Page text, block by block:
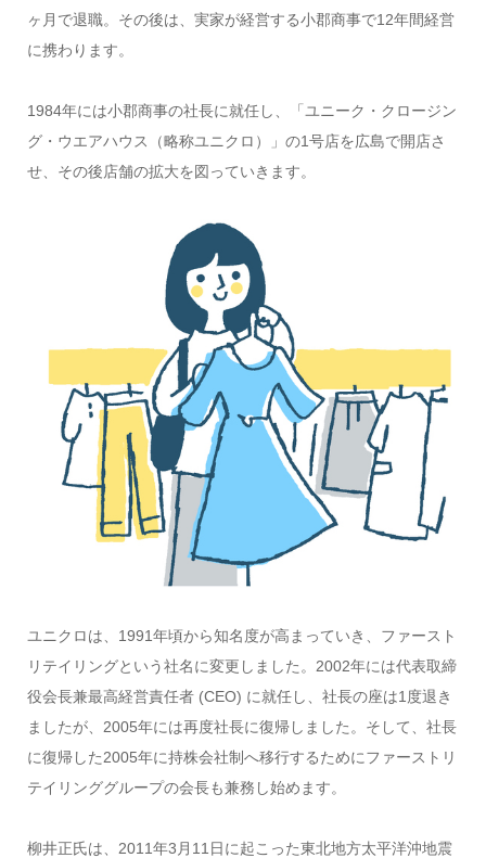
ヶ月で退職。その後は、実家が経営する小郡商事で12年間経営
に携わります。
1984年には小郡商事の社長に就任し、「ユニーク・クロージン
グ・ウエアハウス（略称ユニクロ）」の1号店を広島で開店さ
せ、その後店舗の拡大を図っていきます。
ユニクロは、1991年頃から知名度が高まっていき、ファースト
リテイリングという社名に変更しました。2002年には代表取締
役会長兼最高経営責任者 (CEO) に就任し、社長の座は1度退き
ましたが、2005年には再度社長に復帰しました。そして、社長
に復帰した2005年に持株会社制へ移行するためにファーストリ
テイリンググループの会長も兼務し始めます。
柳井正氏は、2011年3月11日に起こった東北地方太平洋沖地震